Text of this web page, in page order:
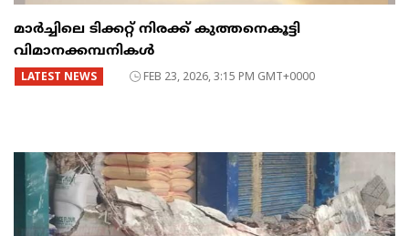
മാർച്ചിലെ ടിക്കറ്റ് നിരക്ക് കുത്തനെകൂട്ടി
വിമാനക്കമ്പനികൾ
LATEST NEWS FEB 23, 2026, 3:15 PM GMT+0000